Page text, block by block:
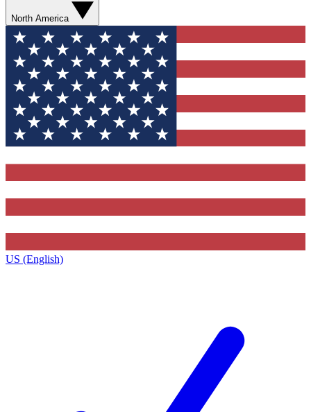
North America
US (English)